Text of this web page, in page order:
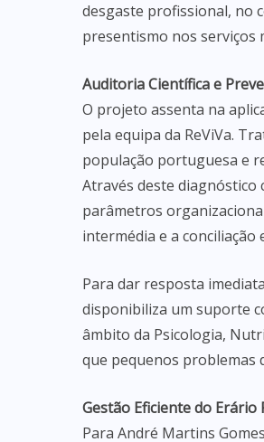
desgaste profissional, no
presentismo nos serviços
Auditoria Científica e
O projeto assenta na
pela equipa da ReViVa.
população portuguesa e
Através deste diagnóstico
parâmetros
intermédia e a
Para dar resposta
disponibiliza um suporte
âmbito da Psicologia,
que pequenos problemas
Gestão Eficiente do Erário
Para André Martins